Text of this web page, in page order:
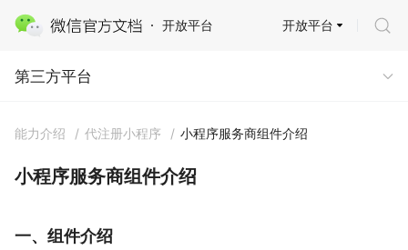
开放平台
第三方平台
开放平台
第三方平台
能力介绍 / 代注册小程序 / 小程序服务商组件介绍
小程序服务商组件介绍
一、组件介绍